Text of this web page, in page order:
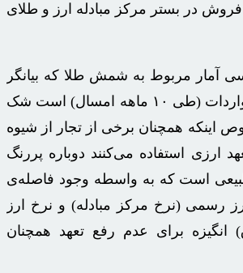
در بستر مرکز مبادله ارز و طلای
آمار مربوط به شمش طلا که بیانگر
رشد ۳۰۰ درصدی واردات (طی ۱۰ ماهه امسال) است شک
اینکه همچنان برخی از تجار از شیوه
ارزی استفاده می‌کنند دوباره پررنگ
است که به واسطه وجود فاصله‌ی
رسمی (نرخ مرکز مبادله) و نرخ ارز
برای عدم رفع تعهد همچنان